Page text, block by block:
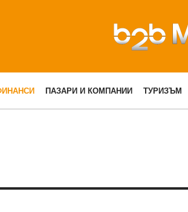
ПАЗАРИ И КОМПАНИИ ТУРИЗЪМ